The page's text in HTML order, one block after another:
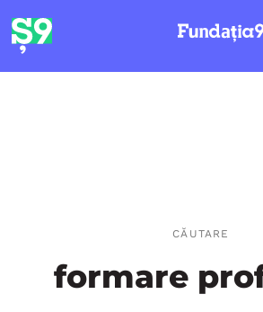
CĂUTARE
formare